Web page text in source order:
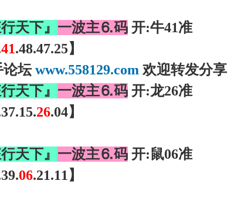
行天下』 一波主⒍码 开:牛41准
41.48.47.25】
论坛www.558129.com 欢迎转发分享
行天下』 一波主⒍码 开:龙26准
26.04】
行天下』 一波主⒍码 开:鼠06准
06.21.11】